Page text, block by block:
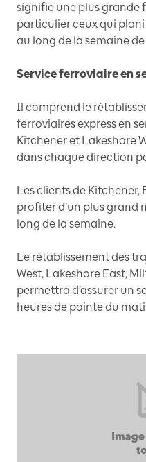
signifie une plus grande
particulier ceux qui
au long de la semaine
Service ferroviaire en
Il comprend le
ferroviaires express en
Kitchener et Lakeshore
dans chaque direction
Les clients de
profiter d’un plus grand
long de la semaine.
Le rétablissement des
West, Lakeshore East,
permettra d’assurer un
heures de pointe du